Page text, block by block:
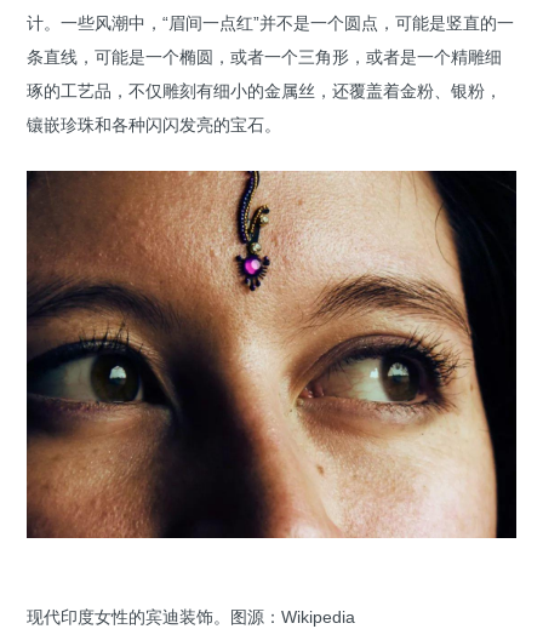
计。一些风潮中，“眉间一点红”并不是一个圆点，可能是竖直的一
条直线，可能是一个椭圆，或者一个三角形，或者是一个精雕细
琢的工艺品，不仅雕刻有细小的金属丝，还覆盖着金粉、银粉，
镶嵌珍珠和各种闪闪发亮的宝石。
现代印度女性的宾迪装饰。图源：Wikipedia